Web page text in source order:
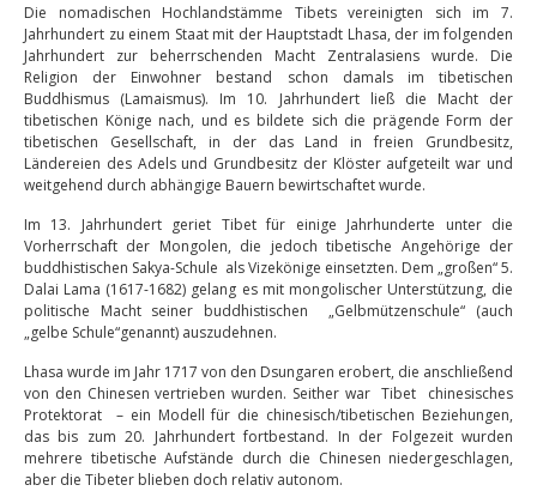
Die nomadischen Hochlandstämme Tibets vereinigten sich im 7.
Jahrhundert zu einem Staat mit der Hauptstadt Lhasa, der im folgenden
Jahrhundert zur beherrschenden Macht Zentralasiens wurde. Die
Religion der Einwohner bestand schon damals im tibetischen
Buddhismus (Lamaismus). Im 10. Jahrhundert ließ die Macht der
tibetischen Könige nach, und es bildete sich die prägende Form der
tibetischen Gesellschaft, in der das Land in freien Grundbesitz,
Ländereien des Adels und Grundbesitz der Klöster aufgeteilt war und
weitgehend durch abhängige Bauern bewirtschaftet wurde.
Im 13. Jahrhundert geriet Tibet für einige Jahrhunderte unter die
Vorherrschaft der Mongolen, die jedoch tibetische Angehörige der
buddhistischen Sakya-Schule als Vizekönige einsetzten. Dem „großen“ 5.
Dalai Lama (1617-1682) gelang es mit mongolischer Unterstützung, die
politische Macht seiner buddhistischen „Gelbmützenschule“ (auch
„gelbe Schule“genannt) auszudehnen.
Lhasa wurde im Jahr 1717 von den Dsungaren erobert, die anschließend
von den Chinesen vertrieben wurden. Seither war Tibet chinesisches
Protektorat – ein Modell für die chinesisch/tibetischen Beziehungen,
das bis zum 20. Jahrhundert fortbestand. In der Folgezeit wurden
mehrere tibetische Aufstände durch die Chinesen niedergeschlagen,
aber die Tibeter blieben doch relativ autonom.